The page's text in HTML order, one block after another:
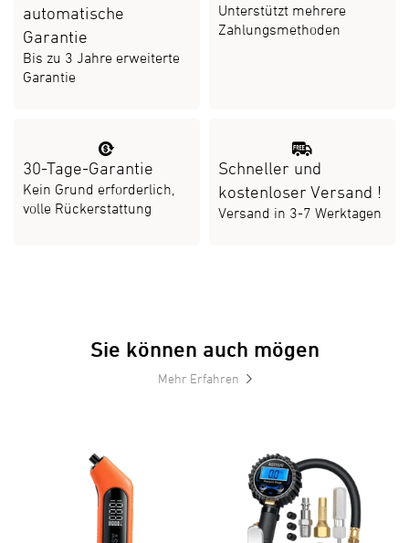
automatische
Garantie
Bis zu 3 Jahre erweiterte
Garantie
Unterstützt mehrere
Zahlungsmethoden
30-Tage-Garantie
Kein Grund erforderlich,
volle Rückerstattung
Schneller und
kostenloser Versand !
Versand in 3-7 Werktagen
Sie können auch mögen
Mehr Erfahren